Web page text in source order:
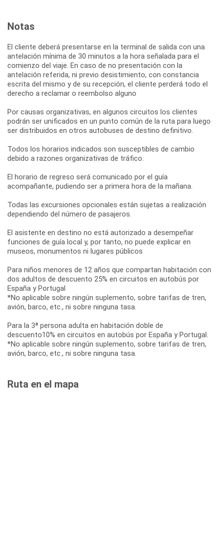
Notas
El cliente deberá presentarse en la terminal de salida con una
antelación mínima de 30 minutos a la hora señalada para el
comienzo del viaje. En caso de no presentación con la
antelación referida, ni previo desistimiento, con constancia
escrita del mismo y de su recepción, el cliente perderá todo el
derecho a reclamar o reembolso alguno
Por causas organizativas, en algunos circuitos los clientes
podrán ser unificados en un punto común de la ruta para luego
ser distribuidos en otros autobuses de destino definitivo.
Todos los horarios indicados son susceptibles de cambio
debido a razones organizativas de tráfico.
El horario de regreso será comunicado por el guía
acompañante, pudiendo ser a primera hora de la mañana.
Todas las excursiones opcionales están sujetas a realización
dependiendo del número de pasajeros.
El asistente en destino no está autorizado a desempeñar
funciones de guía local y, por tanto, no puede explicar en
museos, monumentos ni lugares públicos
Para niños menores de 12 años que compartan habitación con
dos adultos de descuento 25% en circuitos en autobús por
España y Portugal
*No aplicable sobre ningún suplemento, sobre tarifas de tren,
avión, barco, etc., ni sobre ninguna tasa.
Para la 3ª persona adulta en habitación doble de
descuento10% en circuitos en autobús por España y Portugal.
*No aplicable sobre ningún suplemento, sobre tarifas de tren,
avión, barco, etc., ni sobre ninguna tasa.
Ruta en el mapa